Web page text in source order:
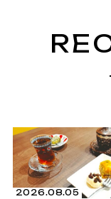
2026.08.05